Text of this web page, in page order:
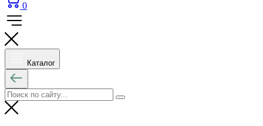
0
Каталог